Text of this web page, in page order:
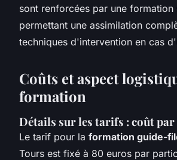
sont renforcées par une formation
permettant une assimilation
techniques d'intervention en cas
Coûts et aspect
formation
Détails sur les tarifs : coût
Le tarif pour la formation guide-
Tours est fixé à 80 euros par